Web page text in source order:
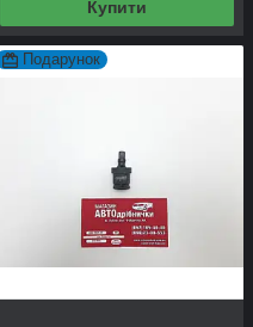
Купити
Подарунок